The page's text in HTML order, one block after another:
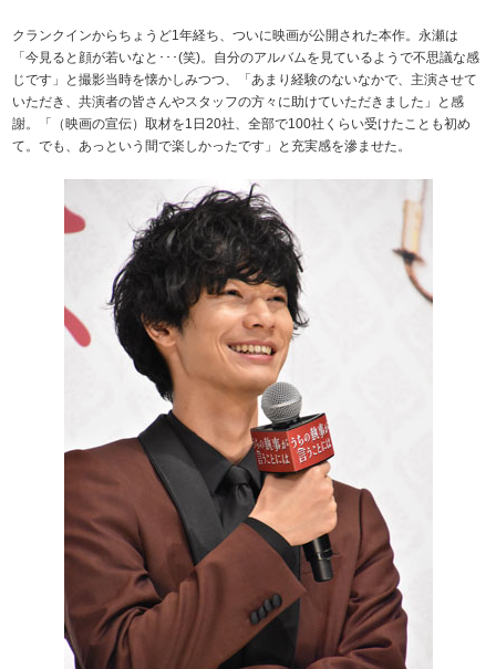
クランクインからちょうど1年経ち、ついに映画が公開された本作。永瀬は
「今見ると顔が若いなと･･･(笑)。自分のアルバムを見ているようで不思議な感
じです」と撮影当時を懐かしみつつ、「あまり経験のないなかで、主演させて
いただき、共演者の皆さんやスタッフの方々に助けていただきました」と感
謝。「（映画の宣伝）取材を1日20社、全部で100社くらい受けたことも初め
て。でも、あっという間で楽しかったです」と充実感を滲ませた。